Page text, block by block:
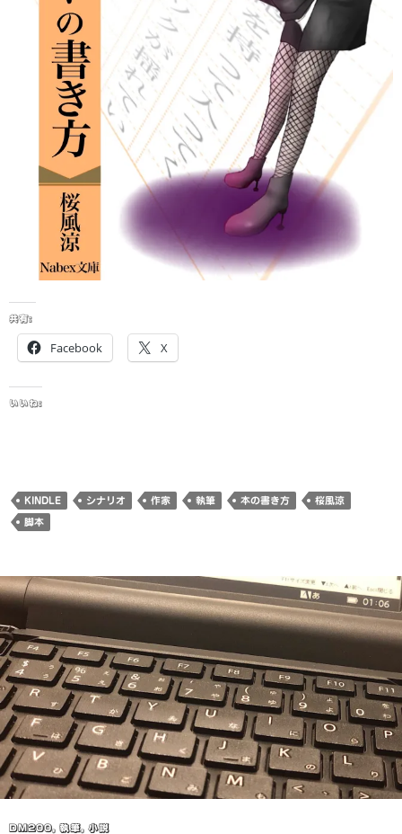
共有:
Facebook X
いいね:
KINDLE シナリオ 作家 執筆 本の書き方 桜風涼
脚本
DM200, 執筆, 小説